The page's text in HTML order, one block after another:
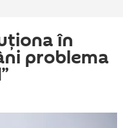
în
problema